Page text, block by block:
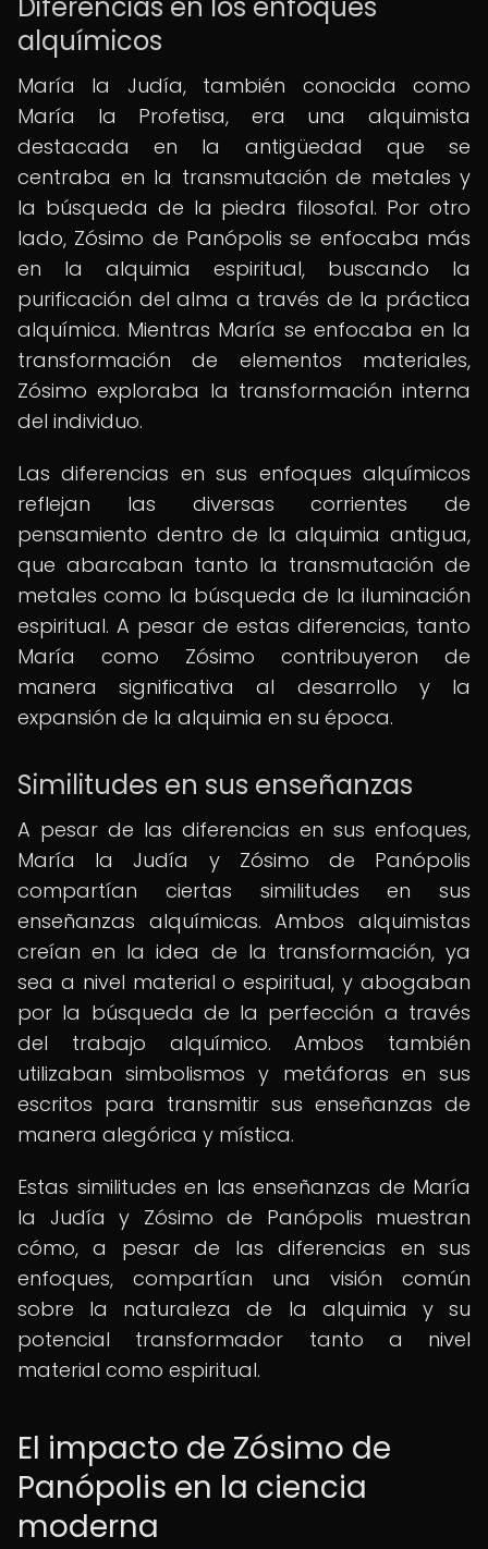
alquímicos
María la Judía, también conocida como
María la Profetisa, era una alquimista
destacada en la antigüedad que se
centraba en la transmutación de metales y
la búsqueda de la piedra filosofal. Por otro
lado, Zósimo de Panópolis se enfocaba más
en la alquimia espiritual, buscando la
purificación del alma a través de la práctica
alquímica. Mientras María se enfocaba en la
transformación de elementos materiales,
Zósimo exploraba la transformación interna
del individuo.
Las diferencias en sus enfoques alquímicos
reflejan las diversas corrientes de
pensamiento dentro de la alquimia antigua,
que abarcaban tanto la transmutación de
metales como la búsqueda de la iluminación
espiritual. A pesar de estas diferencias, tanto
María como Zósimo contribuyeron de
manera significativa al desarrollo y la
expansión de la alquimia en su época.
Similitudes en sus enseñanzas
A pesar de las diferencias en sus enfoques,
María la Judía y Zósimo de Panópolis
compartían ciertas similitudes en sus
enseñanzas alquímicas. Ambos alquimistas
creían en la idea de la transformación, ya
sea a nivel material o espiritual, y abogaban
por la búsqueda de la perfección a través
del trabajo alquímico. Ambos también
utilizaban simbolismos y metáforas en sus
escritos para transmitir sus enseñanzas de
manera alegórica y mística.
Estas similitudes en las enseñanzas de María
la Judía y Zósimo de Panópolis muestran
cómo, a pesar de las diferencias en sus
enfoques, compartían una visión común
sobre la naturaleza de la alquimia y su
potencial transformador tanto a nivel
material como espiritual.
El impacto de Zósimo de
Panópolis en la ciencia
moderna